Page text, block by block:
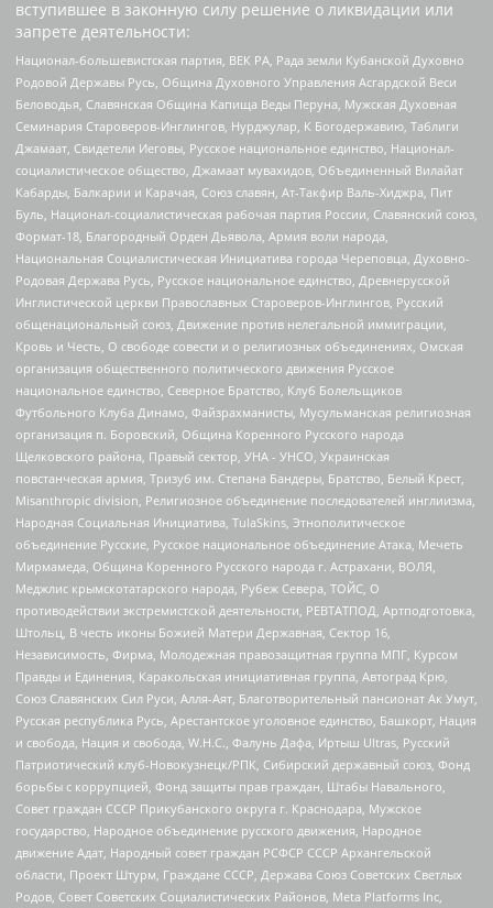
вступившее в законную силу решение о ликвидации или
запрете деятельности:
Национал-большевистская партия, ВЕК РА, Рада земли Кубанской Духовно
Родовой Державы Русь, Община Духовного Управления Асгардской Веси
Беловодья, Славянская Община Капища Веды Перуна, Мужская Духовная
Семинария Староверов-Инглингов, Нурджулар, К Богодержавию, Таблиги
Джамаат, Свидетели Иеговы, Русское национальное единство, Национал-
социалистическое общество, Джамаат мувахидов, Объединенный Вилайат
Кабарды, Балкарии и Карачая, Союз славян, Ат-Такфир Валь-Хиджра, Пит
Буль, Национал-социалистическая рабочая партия России, Славянский союз,
Формат-18, Благородный Орден Дьявола, Армия воли народа,
Национальная Социалистическая Инициатива города Череповца, Духовно-
Родовая Держава Русь, Русское национальное единство, Древнерусской
Инглистической церкви Православных Староверов-Инглингов, Русский
общенациональный союз, Движение против нелегальной иммиграции,
Кровь и Честь, О свободе совести и о религиозных объединениях, Омская
организация общественного политического движения Русское
национальное единство, Северное Братство, Клуб Болельщиков
Футбольного Клуба Динамо, Файзрахманисты, Мусульманская религиозная
организация п. Боровский, Община Коренного Русского народа
Щелковского района, Правый сектор, УНА - УНСО, Украинская
повстанческая армия, Тризуб им. Степана Бандеры, Братство, Белый Крест,
Misanthropic division, Религиозное объединение последователей инглиизма,
Народная Социальная Инициатива, TulaSkins, Этнополитическое
объединение Русские, Русское национальное объединение Атака, Мечеть
Мирмамеда, Община Коренного Русского народа г. Астрахани, ВОЛЯ,
Меджлис крымскотатарского народа, Рубеж Севера, ТОЙС, О
противодействии экстремистской деятельности, РЕВТАТПОД, Артподготовка,
Штольц, В честь иконы Божией Матери Державная, Сектор 16,
Независимость, Фирма, Молодежная правозащитная группа МПГ, Курсом
Правды и Единения, Каракольская инициативная группа, Автоград Крю,
Союз Славянских Сил Руси, Алля-Аят, Благотворительный пансионат Ак Умут,
Русская республика Русь, Арестантское уголовное единство, Башкорт, Нация
и свобода, Нация и свобода, W.H.С., Фалунь Дафа, Иртыш Ultras, Русский
Патриотический клуб-Новокузнецк/РПК, Сибирский державный союз, Фонд
борьбы с коррупцией, Фонд защиты прав граждан, Штабы Навального,
Совет граждан СССР Прикубанского округа г. Краснодара, Мужское
государство, Народное объединение русского движения, Народное
движение Адат, Народный совет граждан РСФСР СССР Архангельской
области, Проект Штурм, Граждане СССР, Держава Союз Советских Светлых
Родов, Совет Советских Социалистических Районов, Meta Platforms Inc,